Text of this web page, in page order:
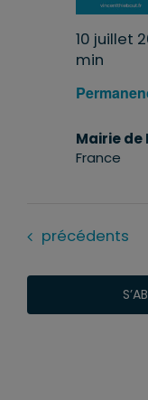
10 juillet
min
Mairie de
France
Évènements
précédents